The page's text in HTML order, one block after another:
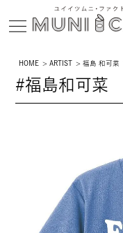
HOME ARTIST 福島 和可菜
#福島和可菜